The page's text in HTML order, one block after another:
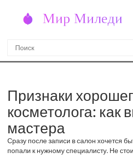
Признаки
косметолога: как
мастера
Сразу после записи в салон хочется
попали к нужному специалисту. Не